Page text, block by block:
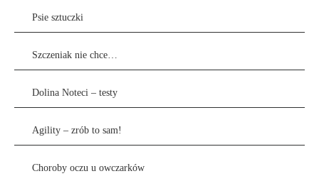
Psie sztuczki
Szczeniak nie chce…
Dolina Noteci – testy
Agility – zrób to sam!
Choroby oczu u owczarków